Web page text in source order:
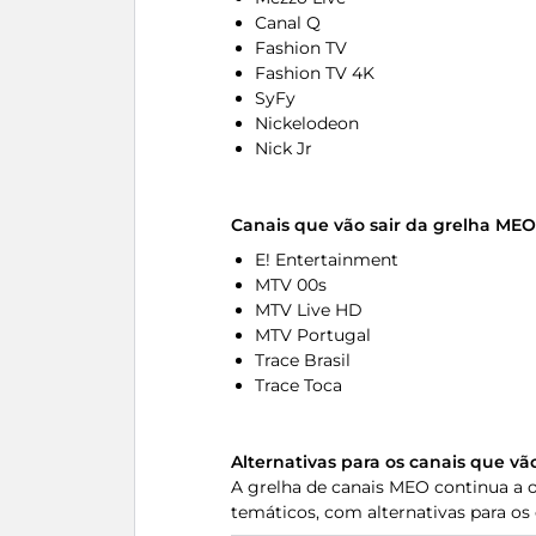
Canal Q
Fashion TV
Fashion TV 4K
SyFy
Nickelodeon
Nick Jr
Canais que vão sair da grelha MEO
E! Entertainment
MTV 00s
MTV Live HD
MTV Portugal
Trace Brasil
Trace Toca
Alternativas para os canais que
A grelha de canais MEO continua a
temáticos, com alternativas para os